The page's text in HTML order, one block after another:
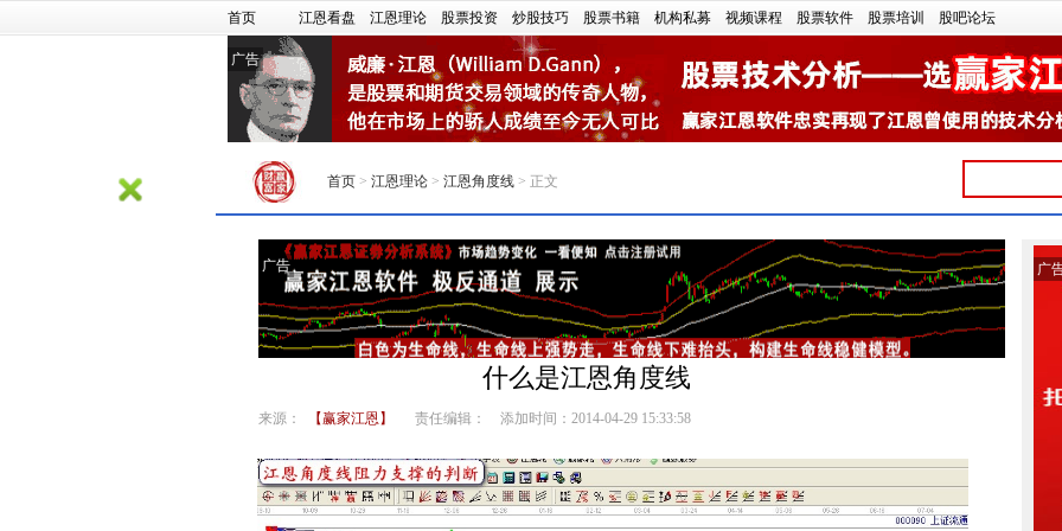
首页 江恩看盘 江恩理论 股票投资 炒股技巧 股票书籍 机构私募 视频课程 股票软件 股票培训 股吧论坛
广告
首页 > 江恩理论 > 江恩角度线 > 正文
广告
什么是江恩角度线
来源： 【赢家江恩】 责任编辑： 添加时间：2014-04-29 15:33:58
广